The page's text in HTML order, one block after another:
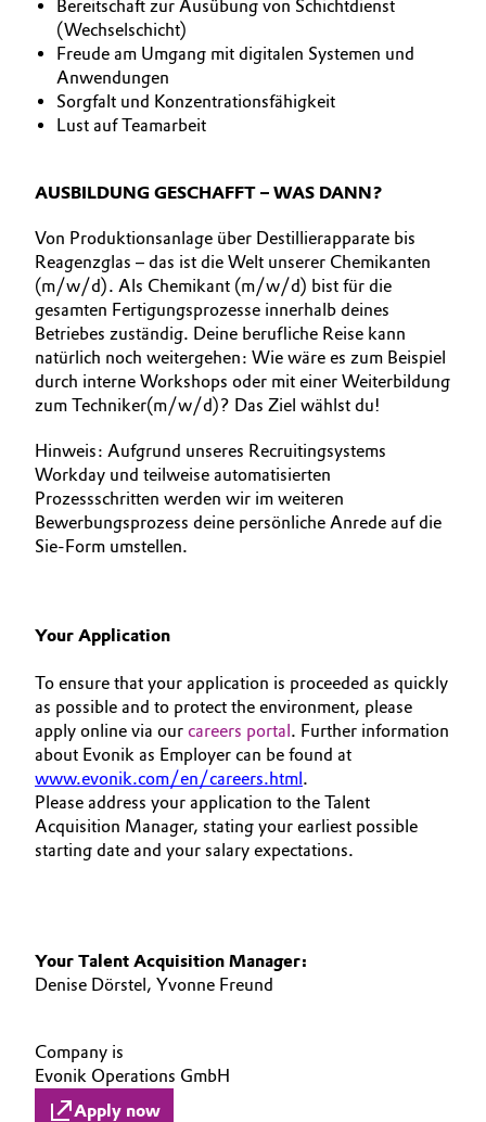
Bereitschaft zur Ausübung von Schichtdienst
(Wechselschicht)
Freude am Umgang mit digitalen Systemen und
Anwendungen
Sorgfalt und Konzentrationsfähigkeit
Lust auf Teamarbeit
AUSBILDUNG GESCHAFFT – WAS DANN?
Von Produktionsanlage über Destillierapparate bis
Reagenzglas – das ist die Welt unserer Chemikanten
(m/w/d). Als Chemikant (m/w/d) bist für die
gesamten Fertigungsprozesse innerhalb deines
Betriebes zuständig. Deine berufliche Reise kann
natürlich noch weitergehen: Wie wäre es zum Beispiel
durch interne Workshops oder mit einer Weiterbildung
zum Techniker(m/w/d)? Das Ziel wählst du!
Hinweis: Aufgrund unseres Recruitingsystems
Workday und teilweise automatisierten
Prozessschritten werden wir im weiteren
Bewerbungsprozess deine persönliche Anrede auf die
Sie-Form umstellen.
Your Application
To ensure that your application is proceeded as quickly
as possible and to protect the environment, please
apply online via our careers portal. Further information
about Evonik as Employer can be found at
www.evonik.com/en/careers.html.
Please address your application to the Talent
Acquisition Manager, stating your earliest possible
starting date and your salary expectations.
Your Talent Acquisition Manager:
Denise Dörstel, Yvonne Freund
Company is
Evonik Operations GmbH
Apply now